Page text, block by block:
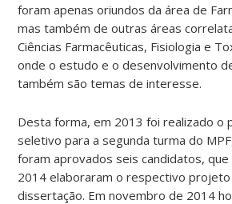
foram apenas oriundos da área de
mas também de outras áreas
Ciências Farmacêuticas, Fisiologia e
onde o estudo e o desenvolvimento
também são temas de interesse.
Desta forma, em 2013 foi realizado o
seletivo para a segunda turma do
foram aprovados seis candidatos, que
2014 elaboraram o respectivo
dissertação. Em novembro de 2014